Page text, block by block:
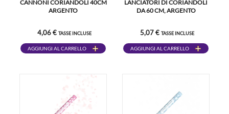
CANNONI CORIANDOLI 40CM
ARGENTO
4,06 € TASSE INCLUSE
AGGIUNGI AL CARRELLO
LANCIATORI DI CORIANDOLI
DA 60 CM, ARGENTO
5,07 € TASSE INCLUSE
AGGIUNGI AL CARRELLO